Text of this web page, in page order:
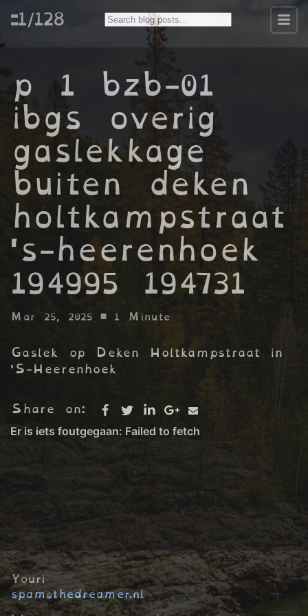
::1/128
p 1 bzb-01
ibgs overig
gaslekkage
buiten deken
holtkampstraat
's-heerenhoek
194995 194731
Mar 25, 2025• 1 Minute
Gaslek op Deken Holtkampstraat in
‘S-Heerenhoek
Share on:
Youri
spam@thedreamer.nl